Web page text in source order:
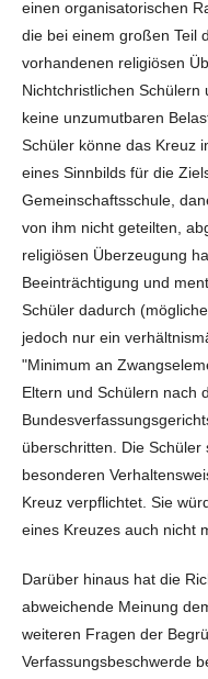
einen organisatorischen
die bei einem großen Teil
vorhandenen religiösen
Nichtchristlichen
keine unzumutbaren
Schüler könne das Kreuz
eines Sinnbilds für die
Gemeinschaftsschule,
von ihm nicht geteilten,
religiösen Überzeugung
Beeinträchtigung und
Schüler dadurch
jedoch nur ein
"Minimum an
Eltern und Schülern nach
überschritten. Die
besonderen
Kreuz verpflichtet. Sie
eines Kreuzes auch nicht
Darüber hinaus hat die
abweichende Meinung
weiteren Fragen der
Verfassungsbeschwerde